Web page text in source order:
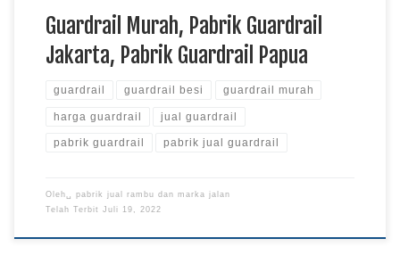
Guardrail Murah, Pabrik Guardrail
Jakarta, Pabrik Guardrail Papua
guardrail guardrail besi guardrail murah
harga guardrail jual guardrail
pabrik guardrail pabrik jual guardrail
Oleh␣ pabrik jual rambu dan marka jalan
Telah Terbit Juli 19, 2022